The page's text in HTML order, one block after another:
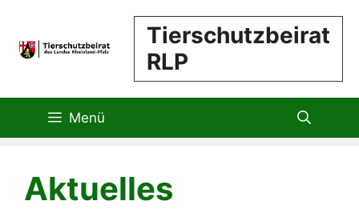
springen
Tierschutzbeirat
RLP
Menü
Aktuelles